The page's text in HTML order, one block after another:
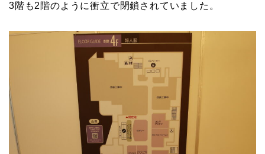
3階も2階のように衝立で閉鎖されていました。